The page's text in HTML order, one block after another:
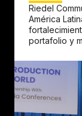
Riedel
América
portafolio y